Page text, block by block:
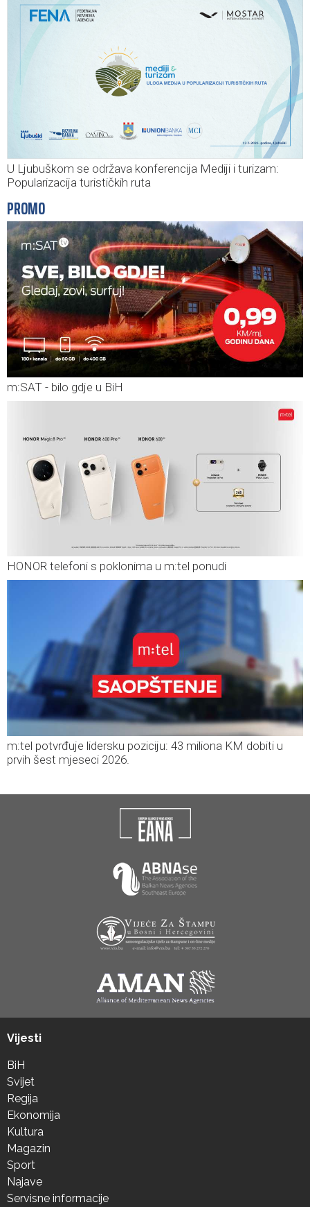
U Ljubuškom se održava konferencija Mediji i turizam:
Popularizacija turističkih ruta
PROMO
m:SAT - bilo gdje u BiH
HONOR telefoni s poklonima u m:tel ponudi
m:tel potvrđuje lidersku poziciju: 43 miliona KM dobiti u
prvih šest mjeseci 2026.
Vijesti
BiH
Svijet
Regija
Ekonomija
Kultura
Magazin
Sport
Najave
Servisne informacije